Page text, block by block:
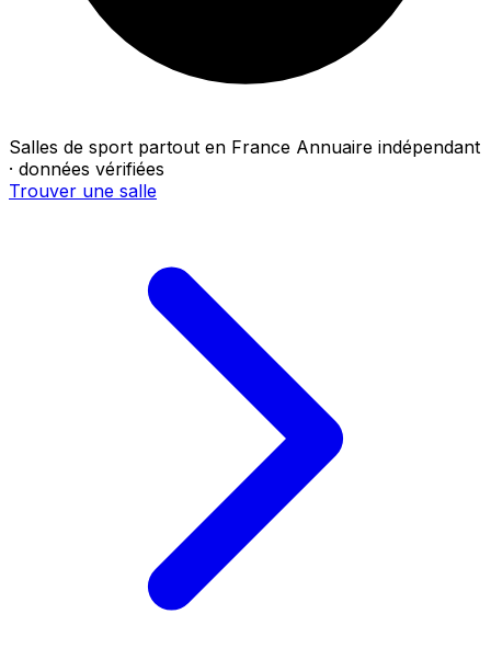
Salles de sport partout en France Annuaire indépendant
· données vérifiées
Trouver une salle